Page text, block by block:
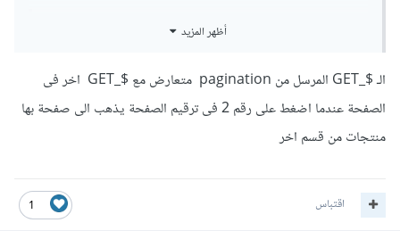
سيتم جلب الأربع عناصر الموالية للفهرس المحددة. أليس هذا هو
المراد من تصفيح المنتجات؟
أظهر المزيد
الـ $_GET المرسل من pagination متعارض مع $_GET اخر فى
الصفحة عندما اضغط على رقم 2 فى ترقيم الصفحة يذهب الى صفحة بها
منتجات من قسم اخر
1 اقتباس